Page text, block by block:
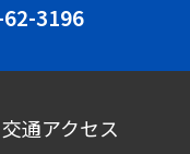
62-3196
交通アクセス